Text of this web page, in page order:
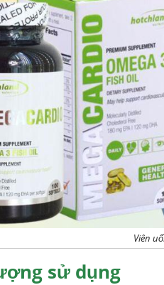
Viên
sử dụng